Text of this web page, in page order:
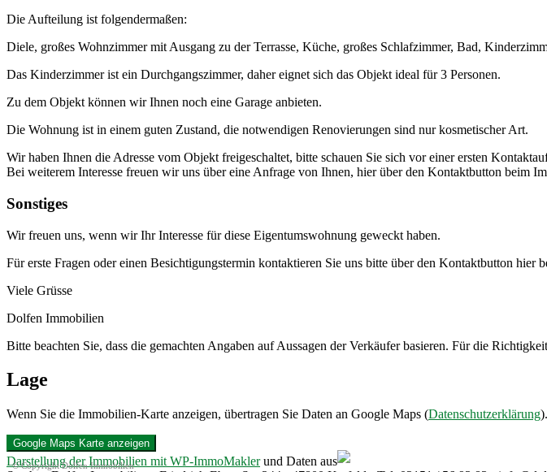
© Copyright Dolfen Immobilien
Die Aufteilung ist folgendermaßen:
Diele, großes Wohnzimmer mit Ausgang zu der Terrasse, Küche, großes Schlafzimmer, Bad,
Das Kinderzimmer ist ein Durchgangszimmer, daher eignet sich das Objekt ideal für 3 Personen.
Zu dem Objekt können wir Ihnen noch eine Garage anbieten.
Die Wohnung ist in einem guten Zustand, die notwendigen Renovierungen sind nur kosmetischer Art.
Wir haben Ihnen die Adresse vom Objekt freigeschaltet, bitte schauen Sie sich vor einer ersten
Bei weiterem Interesse freuen wir uns über eine Anfrage von Ihnen, hier über den Kontaktbutton beim
Sonstiges
Wir freuen uns, wenn wir Ihr Interesse für diese Eigentumswohnung geweckt haben.
Für erste Fragen oder einen Besichtigungstermin kontaktieren Sie uns bitte über den Kontaktbutton hier
Viele Grüsse
Dolfen Immobilien
Bitte beachten Sie, dass die gemachten Angaben auf Aussagen der Verkäufer basieren. Für die
Lage
Wenn Sie die Immobilien-Karte anzeigen, übertragen Sie Daten an Google Maps (Datenschutzerklärung).
Google Maps Karte anzeigen
Darstellung der Immobilien mit WP-ImmoMaklerund Daten aus